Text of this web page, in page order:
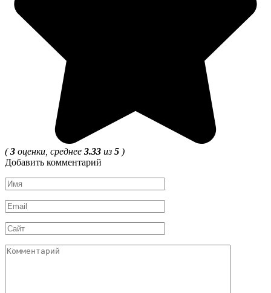
(3 оценки, среднее 3.33 из 5 )
Добавить комментарий
Имя
*
Email
*
Сайт
Комментарий